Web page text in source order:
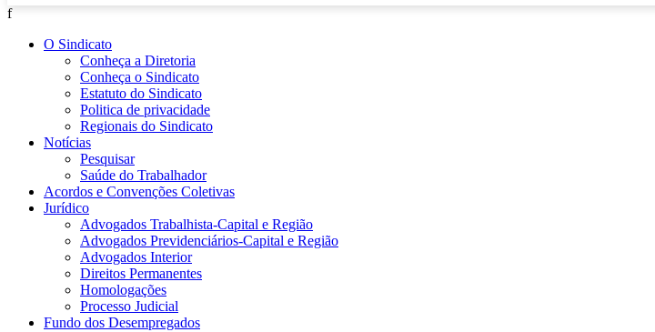
f
O Sindicato
Conheça a Diretoria
Conheça o Sindicato
Estatuto do Sindicato
Politica de privacidade
Regionais do Sindicato
Notícias
Pesquisar
Saúde do Trabalhador
Acordos e Convenções Coletivas
Jurídico
Advogados Trabalhista-Capital e Região
Advogados Previdenciários-Capital e Região
Advogados Interior
Direitos Permanentes
Homologações
Processo Judicial
Fundo dos Desempregados